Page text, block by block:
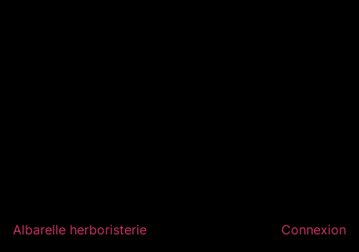
Albarelle herboristerie Connexion